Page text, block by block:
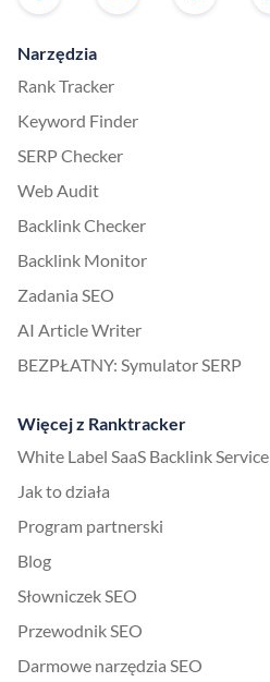
Narzędzia
Rank Tracker
Keyword Finder
SERP Checker
Web Audit
Backlink Checker
Backlink Monitor
Zadania SEO
AI Article Writer
BEZPŁATNY: Symulator SERP
Więcej z Ranktracker
White Label SaaS Backlink Service
Jak to działa
Program partnerski
Blog
Słowniczek SEO
Przewodnik SEO
Darmowe narzędzia SEO